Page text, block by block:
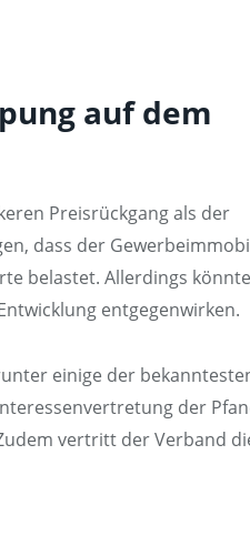
auf dem
Preisrückgang als der
dass der
belastet. Allerdings
entgegenwirken.
einige der
der
vertritt der Verband